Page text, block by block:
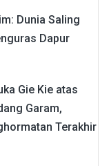
Dunia Saling
Dapur
Gie Kie atas
Garam,
Terakhir